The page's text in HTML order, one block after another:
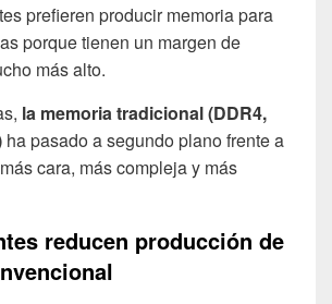
prefieren producir memoria para
porque tienen un margen de
más alto.
la memoria tradicional (DDR4,
ha pasado a segundo plano frente a
cara, más compleja y más
reducen producción de